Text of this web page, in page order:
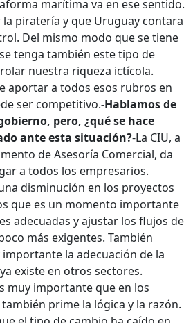
marítima va en ese sentido.
piratería y que Uruguay contara
Del mismo modo que se tiene
tenga también este tipo de
nuestra riqueza ictícola.
aportar a todos esos rubros en
ser competitivo.-Hablamos de
pero, ¿qué se hace
ante esta situación?-La CIU, a
de Asesoría Comercial, da
a todos los empresarios.
disminución en los proyectos
que es un momento importante
adecuadas y ajustar los flujos de
más exigentes. También
la adecuación de la
existe en otros sectores.
muy importante que en los
prime la lógica y la razón.